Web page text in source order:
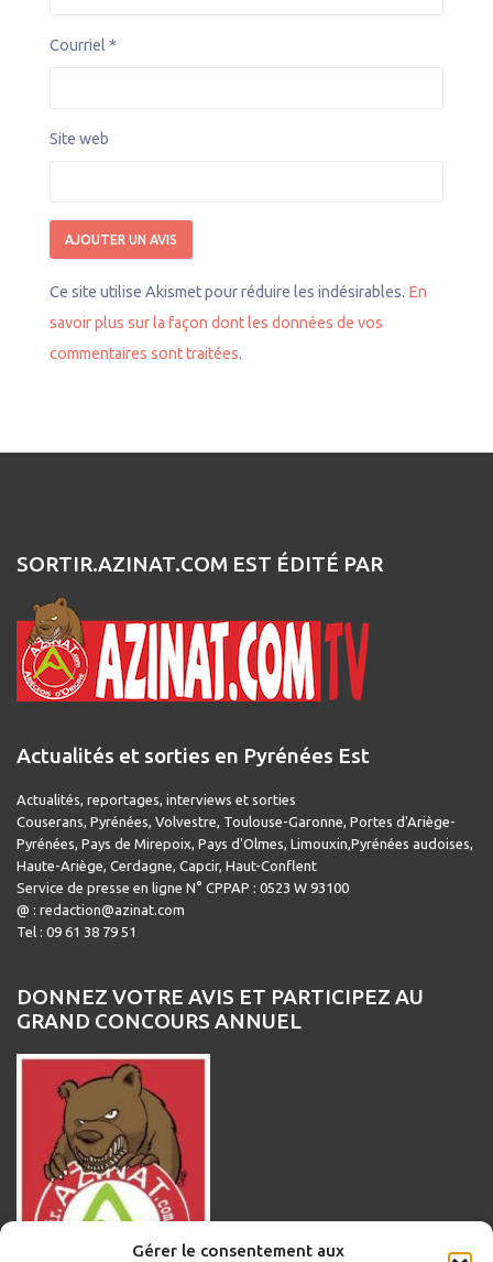
Gérer le consentement aux
Courriel *
Site web
Ce site utilise Akismet pour réduire les indésirables. En
savoir plus sur la façon dont les données de vos
commentaires sont traitées.
SORTIR.AZINAT.COM EST ÉDITÉ PAR
Actualités et sorties en Pyrénées Est
Actualités, reportages, interviews et sorties
Couserans, Pyrénées, Volvestre, Toulouse-Garonne, Portes d'Ariège-
Pyrénées, Pays de Mirepoix, Pays d'Olmes, Limouxin,Pyrénées audoises,
Haute-Ariège, Cerdagne, Capcir, Haut-Conflent
Service de presse en ligne N° CPPAP : 0523 W 93100
@ : redaction@azinat.com
Tel : 09 61 38 79 51
DONNEZ VOTRE AVIS ET PARTICIPEZ AU
GRAND CONCOURS ANNUEL